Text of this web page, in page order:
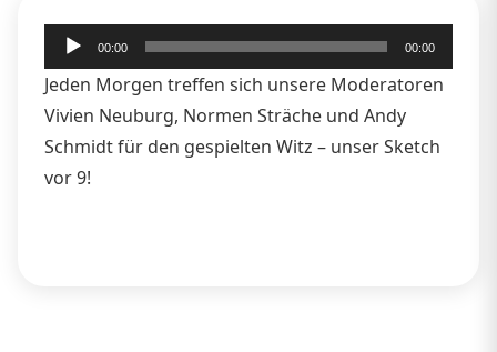
Audio-
Player
00:00 00:00
Jeden Morgen treffen sich unsere Moderatoren
Vivien Neuburg, Normen Sträche und Andy
Schmidt für den gespielten Witz – unser Sketch
vor 9!